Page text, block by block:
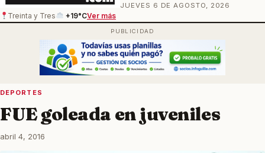
JUEVES 6 DE AGOSTO, 2026
Treinta y Tres
+19°CVer más
DEPORTES
FUE goleada en juveniles
abril 4, 2016